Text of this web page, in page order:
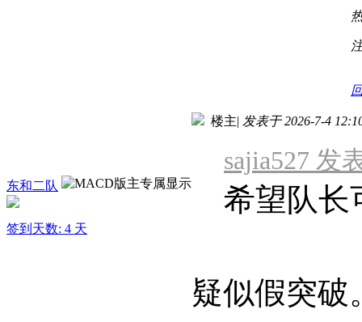
东和二队
签到天数: 4 天
楼主| 发表于 2026-7-4
sajia527 发
希望队长
疑似假突破